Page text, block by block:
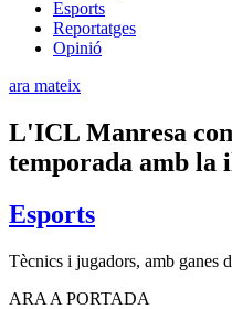
Esports
Reportatges
Opinió
ara mateix
L'ICL Manresa
temporada amb la
Esports
Tècnics i jugadors, amb ganes
ARA A PORTADA